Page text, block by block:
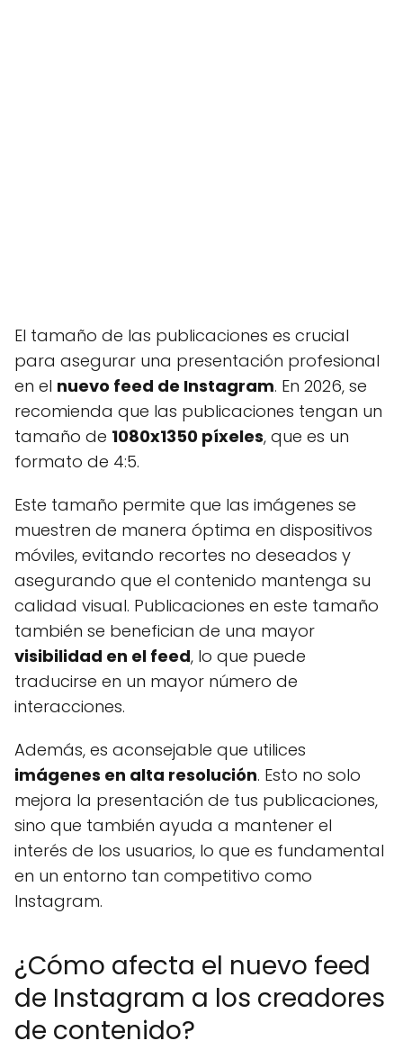
El tamaño de las publicaciones es crucial
para asegurar una presentación profesional
en el nuevo feed de Instagram. En 2026, se
recomienda que las publicaciones tengan un
tamaño de 1080x1350 píxeles, que es un
formato de 4:5.
Este tamaño permite que las imágenes se
muestren de manera óptima en dispositivos
móviles, evitando recortes no deseados y
asegurando que el contenido mantenga su
calidad visual. Publicaciones en este tamaño
también se benefician de una mayor
visibilidad en el feed, lo que puede
traducirse en un mayor número de
interacciones.
Además, es aconsejable que utilices
imágenes en alta resolución. Esto no solo
mejora la presentación de tus publicaciones,
sino que también ayuda a mantener el
interés de los usuarios, lo que es fundamental
en un entorno tan competitivo como
Instagram.
¿Cómo afecta el nuevo feed
de Instagram a los creadores
de contenido?